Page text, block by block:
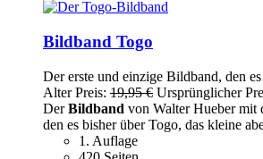
Bildband Togo
Der erste und einzige Bildband, den
Alter Preis: 19,95€ Ursprünglicher
DerBildband von Walter Hueber mit
den es bisher über Togo, das kleine
1. Auflage